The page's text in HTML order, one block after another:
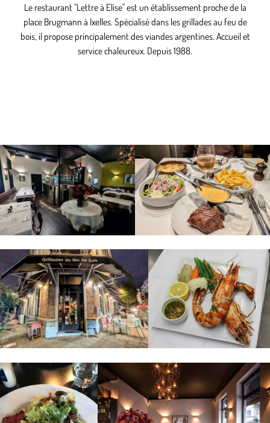
Le restaurant "Lettre à Elise" est un établissement proche de la
place Brugmann à Ixelles. Spécialisé dans les grillades au feu de
bois, il propose principalement des viandes argentines. Accueil et
service chaleureux. Depuis 1988.